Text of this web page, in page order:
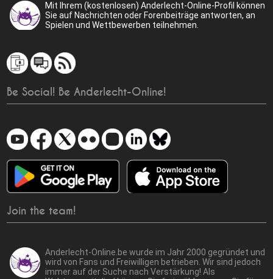
Mit Ihrem (kostenlosen) Anderlecht-Online-Profil können
Sie auf Nachrichten oder Forenbeiträge antworten, an
Spielen und Wettbewerben teilnehmen.
Be Social! Be Anderlecht-Online!
Join the team!
Anderlecht-Online.be wurde im Jahr 2000 gegründet und
wird von Fans und Freiwilligen betrieben. Wir sind jedoch
immer auf der Suche nach Verstärkung! Als